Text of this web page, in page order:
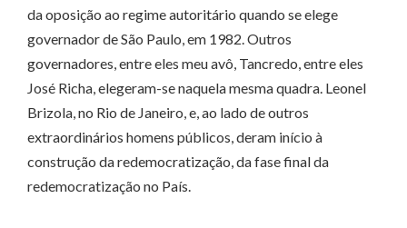
da oposição ao regime autoritário quando se elege
governador de São Paulo, em 1982. Outros
governadores, entre eles meu avô, Tancredo, entre eles
José Richa, elegeram-se naquela mesma quadra. Leonel
Brizola, no Rio de Janeiro, e, ao lado de outros
extraordinários homens públicos, deram início à
construção da redemocratização, da fase final da
redemocratização no País.